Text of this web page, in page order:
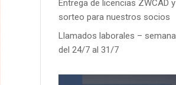
Entrega de licencias ZWCAD y
sorteo para nuestros socios
Llamados laborales – semana
del 24/7 al 31/7